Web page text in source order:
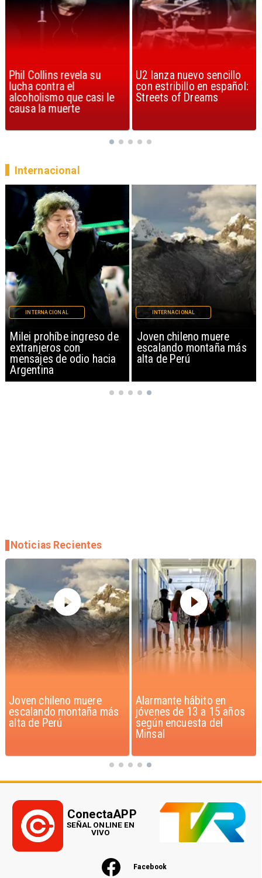
Phil Collins revela su
lucha contra el
alcoholismo que casi le
causa la muerte
U2 lanza nuevo sencillo
con estribillo en español:
Streets of Dreams
Milei prohíbe ingreso de
extranjeros con
mensajes de odio hacia
Argentina
INTERNACIONAL
Joven chileno muere
escalando montaña más
alta de Perú
INTERNACIONAL
Internacional
Alarmante hábito en
jóvenes de 13 a 15 años
según encuesta del
Aprueban creación del
Parque Sebastián Piñera
con inversión de $4 mil
millones
Noticias Recientes
Facebook
ConectaAPP
SEÑAL ONLINE EN
VIVO